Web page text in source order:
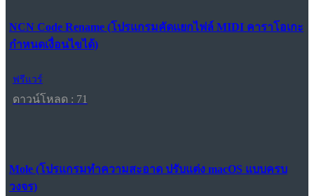
NCN Code Rename (โปรแกรมคัดแยกไฟล์ MIDI คาราโอเกะ
กำหนดเงื่อนไขได้)
ฟรีแวร์
ดาวน์โหลด : 71
Mole (โปรแกรมทำความสะอาด ปรับแต่ง macOS แบบครบ
วงจร)